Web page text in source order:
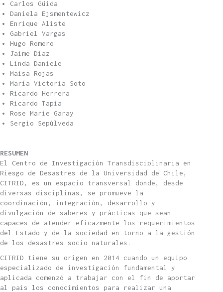
Carlos Güida
Daniela Ejsmentewicz
Enrique Aliste
Gabriel Vargas
Hugo Romero
Jaime Díaz
Linda Daniele
Maisa Rojas
María Victoria Soto
Ricardo Herrera
Ricardo Tapia
Rose Marie Garay
Sergio Sepúlveda
RESUMEN
El Centro de Investigación Transdisciplinaria en
Riesgo de Desastres de la Universidad de Chile,
CITRID, es un espacio transversal donde, desde
diversas disciplinas, se promueve la
coordinación, integración, desarrollo y
divulgación de saberes y prácticas que sean
capaces de atender eficazmente los requerimientos
del Estado y de la sociedad en torno a la gestión
de los desastres socio naturales.
CITRID tiene su origen en 2014 cuando un equipo
especializado de investigación fundamental y
aplicada comenzó a trabajar con el fin de aportar
al país los conocimientos para realizar una